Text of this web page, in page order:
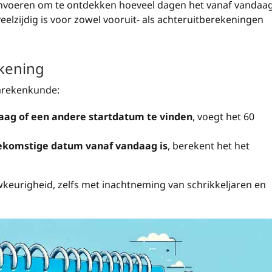
om te ontdekken hoeveel dagen het vanaf
is voor zowel vooruit- als achteruitberekeningen
of een andere startdatum te vinden, voegt het 60
datum vanaf vandaag is, berekent het het
zelfs met inachtneming van schrikkeljaren en